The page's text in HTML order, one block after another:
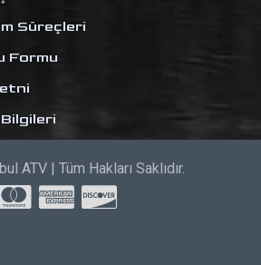
Süreçleri
Formu
ATV | Tüm Hakları Saklıdır.